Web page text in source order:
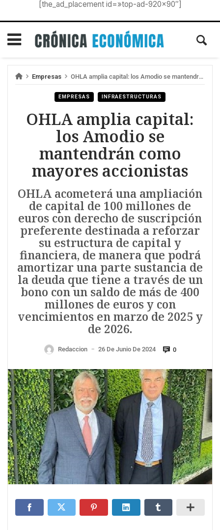
[the_ad_placement id=»top-ad-920×90″]
Empresas OHLA amplia capital: los Amodio se mantendrán como mayores accionistas
EMPRESAS INFRAESTRUCTURAS
OHLA amplia capital:
los Amodio se
mantendrán como
mayores accionistas
OHLA acometerá una ampliación
de capital de 100 millones de
euros con derecho de suscripción
preferente destinada a reforzar
su estructura de capital y
financiera, de manera que podrá
amortizar una parte sustancia de
la deuda que tiene a través de un
bono con un saldo de más de 400
millones de euros y con
vencimientos en marzo de 2025 y
de 2026.
Redaccion — 26 De Junio De 2024 0